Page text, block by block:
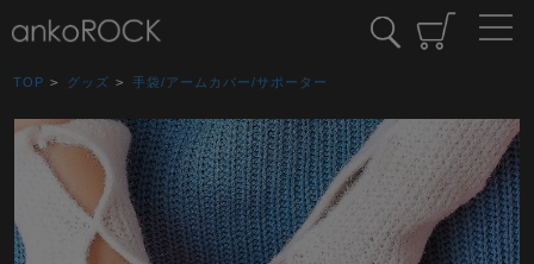
TOP > グッズ > 手袋/アームカバー/サポーター